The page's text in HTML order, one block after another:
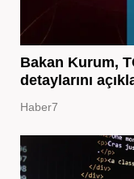
Bakan Kurum,
detaylarını
Haber7